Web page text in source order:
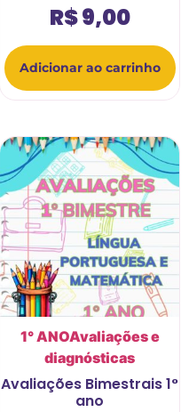
R$9,00
Adicionar ao carrinho
1° ANOAvaliações e
diagnósticas
Avaliações Bimestrais 1°
ano